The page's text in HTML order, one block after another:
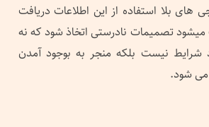
بلا استفاده از این اطلاعات دریافت
تصمیمات نادرستی اتخاذ شود که نه
شرایط نیست بلکه منجر به بوجود آمدن
می شود.